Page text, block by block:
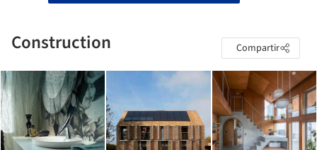
Construction Compartir